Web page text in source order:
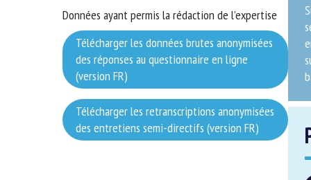
Données ayant permis la rédaction de l’expertise
Télécharger les données brutes
anonymisées des réponses au questionnaire
en ligne (version FR)
Télécharger les retranscriptions
anonymisées des entretiens semi-directifs
(version FR)